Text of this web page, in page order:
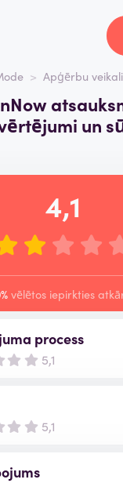
Apģērbu veikali
un
process
5,1
5,1
4,1
vēlētos iepirkties